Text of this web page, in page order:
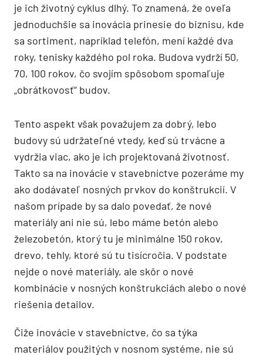
je ich životný cyklus dlhý. To znamená, že oveľa
jednoduchšie sa inovácia prinesie do biznisu, kde
sa sortiment, napríklad telefón, mení každé dva
roky, tenisky každého pol roka. Budova vydrží 50,
70, 100 rokov, čo svojím spôsobom spomaľuje
„obrátkovosť“ budov.
Tento aspekt však považujem za dobrý, lebo
budovy sú udržateľné vtedy, keď sú trvácne a
vydržia viac, ako je ich projektovaná životnosť.
Takto sa na inovácie v stavebníctve pozeráme my
ako dodávateľ nosných prvkov do konštrukcií. V
našom prípade by sa dalo povedať, že nové
materiály ani nie sú, lebo máme betón alebo
železobetón, ktorý tu je minimálne 150 rokov,
drevo, tehly, ktoré sú tu tisícročia. V podstate
nejde o nové materiály, ale skôr o nové
kombinácie v nosných konštrukciách alebo o nové
riešenia detailov.
Čiže inovácie v stavebníctve, čo sa týka
materiálov použitých v nosnom systéme, nie sú